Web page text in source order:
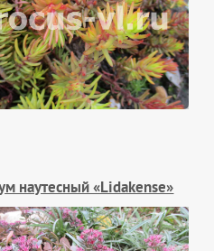
наутесный «Lidakense»